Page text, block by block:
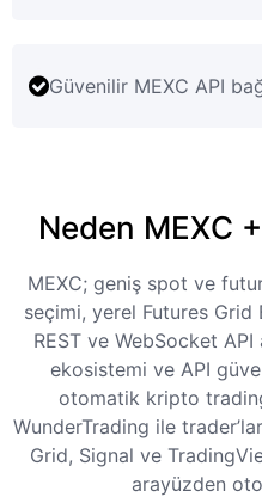
Güvenilir MEXC API
Neden MEXC
MEXC; geniş spot ve
seçimi, yerel Futures
REST ve WebSocket
ekosistemi ve API
otomatik kripto
WunderTrading ile
Grid, Signal ve
arayüzden